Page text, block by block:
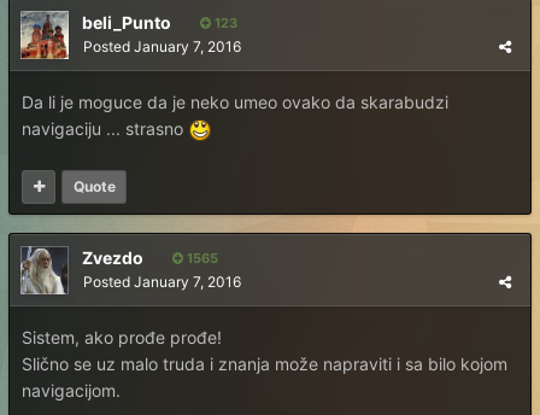
beli_Punto 123
Posted January 7, 2016
Da li je moguce da je neko umeo ovako da skarabudzi
navigaciju ... strasno
Quote
Zvezdo 1565
Posted January 7, 2016
Sistem, ako prođe prođe!
Slično se uz malo truda i znanja može napraviti i sa bilo kojom
navigacijom.